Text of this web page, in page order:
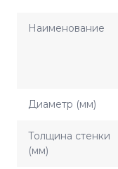
Наименование
Диаметр (мм)
Толщина стенки
(мм)